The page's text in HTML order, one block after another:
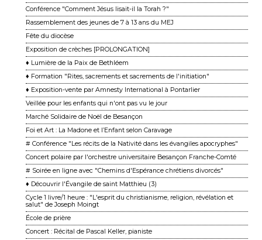
Conférence "Comment Jésus lisait-il la Torah ?"
Rassemblement des jeunes de 7 à 13 ans du MEJ
Fête du diocèse
Exposition de crèches [PROLONGATION]
♦ Lumière de la Paix de Bethléem
♦ Formation "Rites, sacrements et sacrements de l'initiation"
♦ Exposition-vente par Amnesty International à Pontarlier
Veillée pour les enfants qui n'ont pas vu le jour
Marché Solidaire de Noël de Besançon
Foi et Art : La Madone et l’Enfant selon Caravage
# Conférence "Les récits de la Nativité dans les évangiles apocryphes"
Concert polaire par l'orchestre universitaire Besançon Franche-Comté
# Soirée en ligne avec "Chemins d'Espérance chrétiens divorcés"
♦ Découvrir l'Évangile de saint Matthieu (3)
Cycle 1 livre/1 heure : "L'esprit du christianisme, religion, révélation et
salut" de Joseph Moingt
École de prière
Concert : Récital de Pascal Keller, pianiste